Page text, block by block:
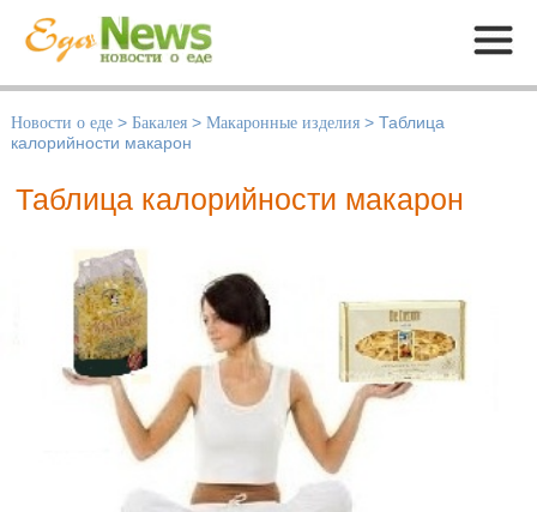
Меню
Новости о еде > Бакалея > Макаронные изделия > Таблица
калорийности макарон
Таблица калорийности макарон